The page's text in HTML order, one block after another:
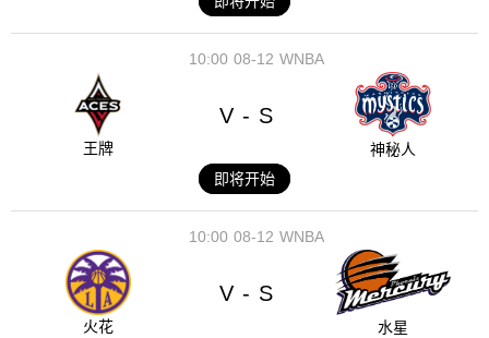
08-12
10:00 WNBA
王牌
V - S
神秘人
即将开始
08-12
10:00 WNBA
火花
V - S
水星